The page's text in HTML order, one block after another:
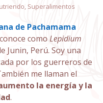
, Superalimentos
de Pachamama
como Lepidium
Junin, Perú. Soy una
por los guerreros de
me llaman el
la energía y la
.